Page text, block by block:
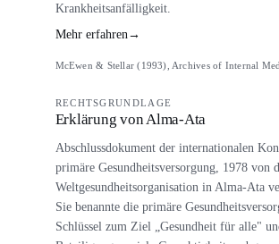
Krankheitsanfälligkeit.
Mehr erfahren →
McEwen & Stellar (1993), Archives of Internal
RECHTSGRUNDLAGE
Erklärung von Alma-Ata
Abschlussdokument der internationalen
primäre Gesundheitsversorgung, 1978 von
Weltgesundheitsorganisation in Alma-Ata
Sie benannte die primäre
Schlüssel zum Ziel „Gesundheit für alle"